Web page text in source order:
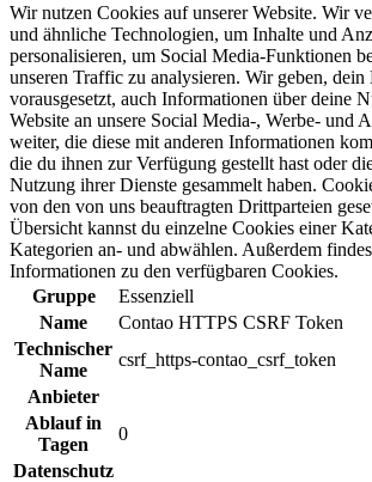
Wir nutzen Cookies auf unserer Website. Wir
und ähnliche Technologien, um Inhalte und
personalisieren, um Social Media-Funktionen
unseren Traffic zu analysieren. Wir geben, dein
vorausgesetzt, auch Informationen über deine
Website an unsere Social Media-, Werbe- und
weiter, die diese mit anderen Informationen
die du ihnen zur Verfügung gestellt hast oder
Nutzung ihrer Dienste gesammelt haben.
von den von uns beauftragten Drittparteien
Übersicht kannst du einzelne Cookies einer
Kategorien an- und abwählen. Außerdem
Informationen zu den verfügbaren Cookies.
Gruppe
Essenziell
Name
Contao HTTPS CSRF Token
Technischer
Name
csrf_https-contao_csrf_token
Anbieter
Ablauf in
Tagen
0
Datenschutz